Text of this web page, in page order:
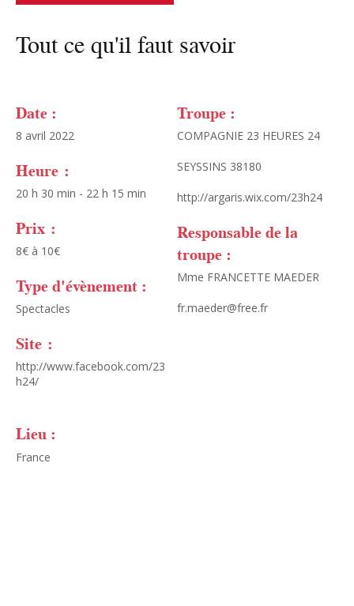
Tout ce qu'il faut savoir
Date :
8 avril 2022
Heure :
20 h 30 min - 22 h 15 min
Prix :
8€ à 10€
Type d'évènement :
Spectacles
Site :
http://www.facebook.com/23
h24/
Troupe :
COMPAGNIE 23 HEURES 24
SEYSSINS 38180
http://argaris.wix.com/23h24
Responsable de la
troupe :
Mme FRANCETTE MAEDER
fr.maeder@free.fr
Lieu :
France